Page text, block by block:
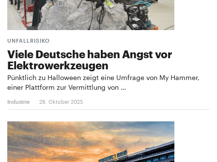
UNFALLRISIKO
Viele Deutsche haben Angst vor
Elektrowerkzeugen
Pünktlich zu Halloween zeigt eine Umfrage von My Hammer,
einer Plattform zur Vermittlung von …
Industrie 28. Oktober 2025